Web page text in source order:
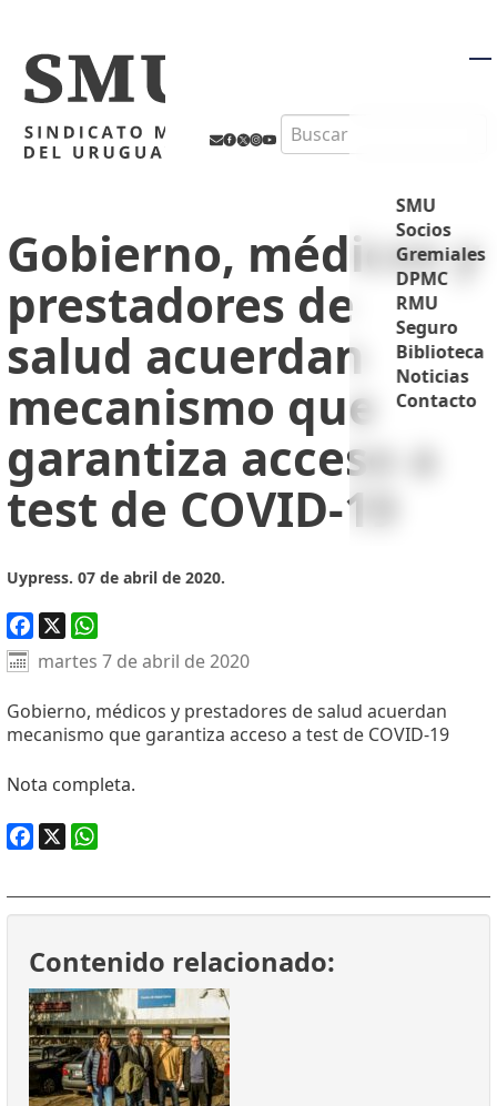
Search
SMU
Socios
Gremiales
DPMC
RMU
Seguro
Biblioteca
Noticias
Contacto
Gobierno, médicos y
prestadores de
salud acuerdan
mecanismo que
garantiza acceso a
test de COVID-19
Uypress. 07 de abril de 2020.
Facebook
X WhatsApp
martes 7 de abril de 2020
Gobierno, médicos y prestadores de salud acuerdan
mecanismo que garantiza acceso a test de COVID-19
Nota completa.
Contenido relacionado: